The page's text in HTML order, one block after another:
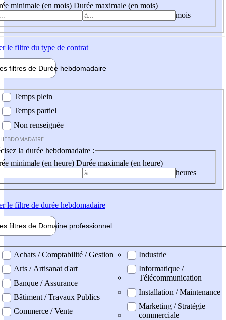
minimale (en mois) Durée maximale (en mois)
mois
le filtre du type de contrat
filtres de Durée hebdomadaire
Temps plein
Temps partiel
Non renseignée
la durée hebdomadaire :
minimale (en heure) Durée maximale (en heure)
heures
le filtre de durée hebdomadaire
filtres de Domaine professionnel
professionel
Achats / Comptabilité / Gestion
Arts / Artisanat d'art
Banque / Assurance
Bâtiment / Travaux Publics
Commerce / Vente
Industrie
Informatique /
Télécommunication
Installation / Maintenance
Marketing / Stratégie
commerciale